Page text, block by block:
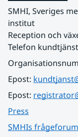
SMHI, Sveriges
institut
Reception och
Telefon
Epost:
Epost:
Press
SMHIs frågeforum